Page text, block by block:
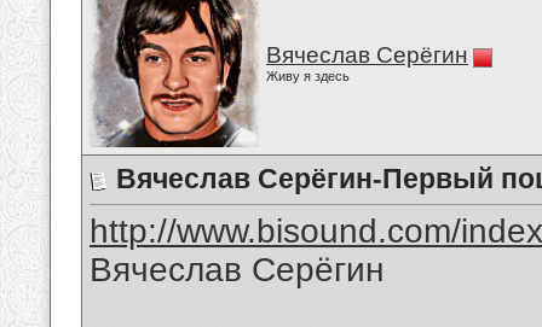
Вячеслав Серёгин
Живу я здесь
Вячеслав Серёгин-Первый
http://www.bisound.com/
Вячеслав Серёгин